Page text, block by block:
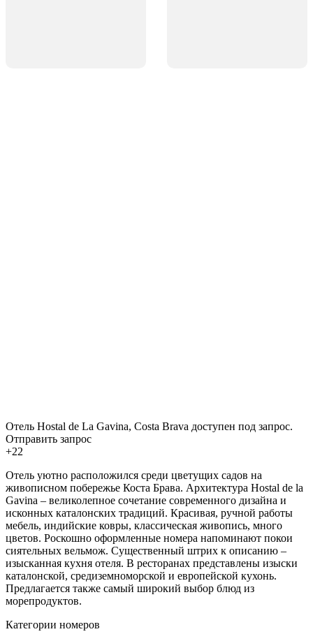
Отель Hostal de La Gavina, Costa Brava доступен под запрос.
Отправить запрос
+22
Отель уютно расположился среди цветущих садов на
живописном побережье Коста Брава. Архитектура Hostal de la
Gavina – великолепное сочетание современного дизайна и
исконных каталонских традиций. Красивая, ручной работы
мебель, индийские ковры, классическая живопись, много
цветов. Роскошно оформленные номера напоминают покои
сиятельных вельмож. Существенный штрих к описанию –
изысканная кухня отеля. В ресторанах представлены изыски
каталонской, средиземноморской и европейской кухонь.
Предлагается также самый широкий выбор блюд из
морепродуктов.
Категории номеров